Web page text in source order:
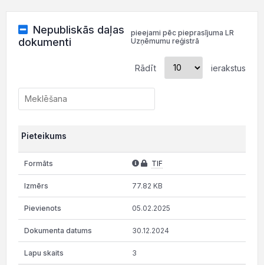
Nepubliskās daļas
dokumenti
pieejami pēc pieprasījuma LR
Uzņēmumu reģistrā
Rādīt ierakstus
Pieteikums
TIF
77.82 KB
05.02.2025
30.12.2024
3